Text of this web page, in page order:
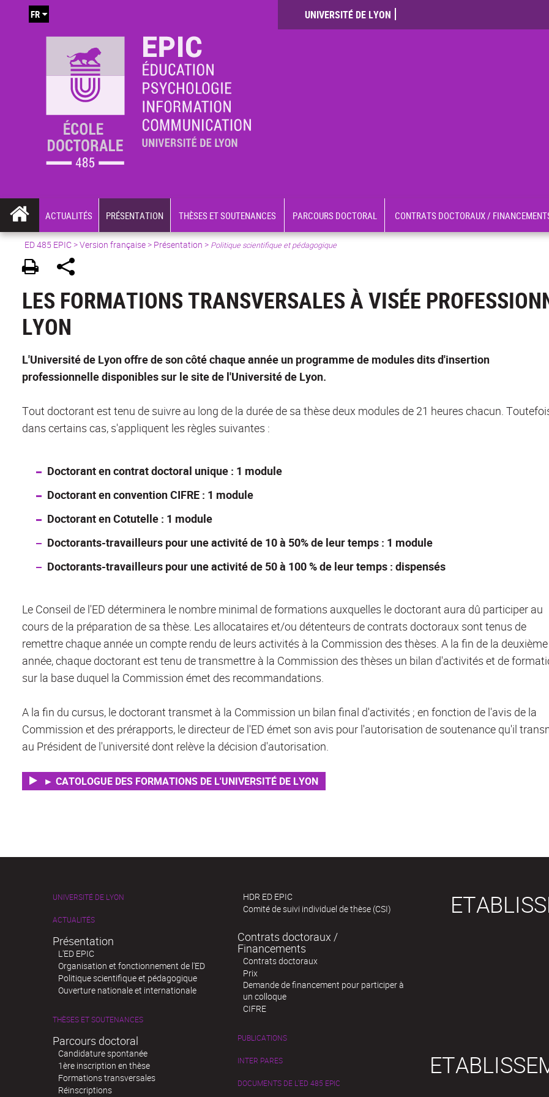
UNIVERSITÉ DE LYON
FR
ACTUALITÉS PRÉSENTATION THÈSES ET SOUTENANCES PARCOURS DOCTORAL CONTRATS DOCTORAUX /
ED 485 EPIC>Version française> Présentation > Politique scientifique et pédagogique
LES FORMATIONS TRANSVERSALES À VISÉE
LYON
L'Université de Lyon offre de son côté chaque année un programme de modules dits d'insertion
professionnelle disponibles sur le site de l'Université de Lyon.
Tout doctorant est tenu de suivre au long de la durée de sa thèse deux modules de 21 heures chacun.
dans certains cas, s'appliquent les règles suivantes :
Doctorant en contrat doctoral unique : 1 module
Doctorant en convention CIFRE : 1 module
Doctorant en Cotutelle : 1 module
Doctorants-travailleurs pour une activité de 10 à 50% de leur temps : 1 module
Doctorants-travailleurs pour une activité de 50 à 100 % de leur temps : dispensés
Le Conseil de l'ED déterminera le nombre minimal de formations auxquelles le doctorant aura dû participer au
cours de la préparation de sa thèse. Les allocataires et/ou détenteurs de contrats doctoraux sont tenus de
remettre chaque année un compte rendu de leurs activités à la Commission des thèses. A la fin de la deuxième
année, chaque doctorant est tenu de transmettre à la Commission des thèses un bilan d'activités et de
sur la base duquel la Commission émet des recommandations.
A la fin du cursus, le doctorant transmet à la Commission un bilan final d'activités ; en fonction de l'avis de la
Commission et des prérapports, le directeur de l'ED émet son avis pour l'autorisation de soutenance qu'il
au Président de l'université dont relève la décision d'autorisation.
► CATOLOGUE DES FORMATIONS DE L'UNIVERSITÉ DE LYON
UNIVERSITÉ DE LYON
ACTUALITÉS
Présentation
L'ED EPIC
Organisation et fonctionnement de l'ED
Politique scientifique et pédagogique
Ouverture nationale et internationale
THÈSES ET SOUTENANCES
Parcours doctoral
Candidature spontanée
1ère inscription en thèse
Formations transversales
Réinscriptions
HDR ED EPIC
Comité de suivi individuel de thèse (CSI)
Contrats doctoraux /
Financements
Contrats doctoraux
Prix
Demande de financement pour participer à
un colloque
CIFRE
PUBLICATIONS
INTER PARES
DOCUMENTS DE L'ED 485 EPIC